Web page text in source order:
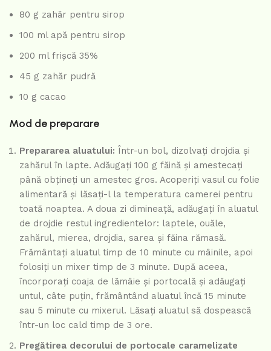
80 g zahăr pentru sirop
100 ml apă pentru sirop
200 ml frișcă 35%
45 g zahăr pudră
10 g cacao
Mod de preparare
Prepararea aluatului: Într-un bol, dizolvați drojdia și
zahărul în lapte. Adăugați 100 g făină și amestecați
până obțineți un amestec gros. Acoperiți vasul cu folie
alimentară și lăsați-l la temperatura camerei pentru
toată noaptea. A doua zi dimineață, adăugați în aluatul
de drojdie restul ingredientelor: laptele, ouăle,
zahărul, mierea, drojdia, sarea și făina rămasă.
Frământați aluatul timp de 10 minute cu mâinile, apoi
folosiți un mixer timp de 3 minute. După aceea,
încorporați coaja de lămâie și portocală și adăugați
untul, câte puțin, frământând aluatul încă 15 minute
sau 5 minute cu mixerul. Lăsați aluatul să dospească
într-un loc cald timp de 3 ore.
Pregătirea decorului de portocale caramelizate